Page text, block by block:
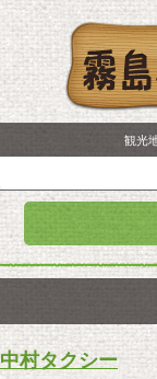
観光
中村タクシー